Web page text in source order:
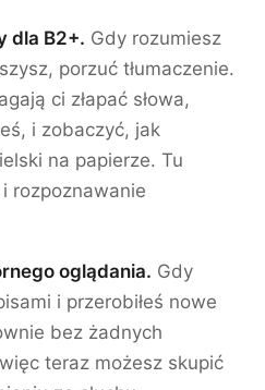
dla B2+. Gdy rozumiesz
porzuć tłumaczenie.
ci złapać słowa,
i zobaczyć, jak
na papierze. Tu
rozpoznawanie
oglądania. Gdy
i przerobiłeś nowe
bez żadnych
teraz możesz skupić